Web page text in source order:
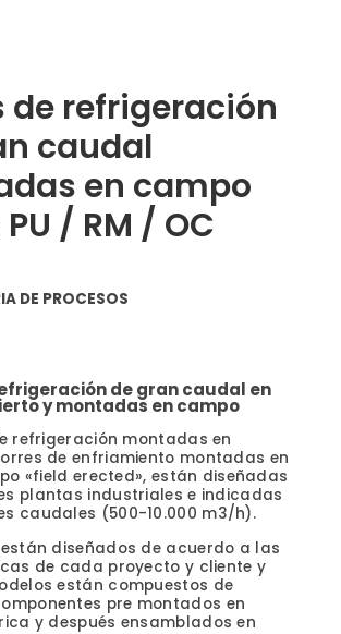
de refrigeración
caudal
en campo
/ RM / OC
DE PROCESOS
de gran caudal en
y montadas en campo
refrigeración montadas en
de enfriamiento montadas en
«field erected», están diseñadas
plantas industriales e indicadas
caudales (500-10.000 m3/h).
están diseñados de acuerdo a las
de cada proyecto y cliente y
están compuestos de
pre montados en
y después ensamblados en